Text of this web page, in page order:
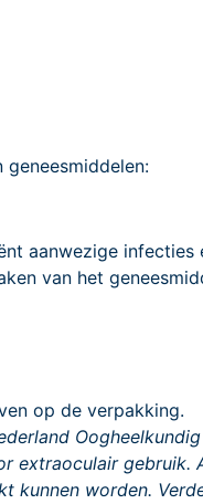
aanwezige infecties
van het
op de verpakking.
extraoculair gebruik.
kunnen worden.